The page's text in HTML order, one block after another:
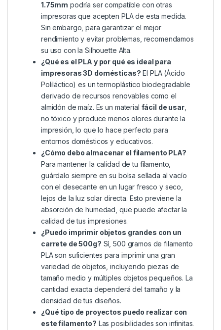
1.75mm podría ser compatible con otras
impresoras que acepten PLA de esta medida.
Sin embargo, para garantizar el mejor
rendimiento y evitar problemas, recomendamos
su uso con la Silhouette Alta.
¿Qué es el PLA y por qué es ideal para
impresoras 3D domésticas? El PLA (Ácido
Poliláctico) es un termoplástico biodegradable
derivado de recursos renovables como el
almidón de maíz. Es un material fácil de usar,
no tóxico y produce menos olores durante la
impresión, lo que lo hace perfecto para
entornos domésticos y educativos.
¿Cómo debo almacenar el filamento PLA?
Para mantener la calidad de tu filamento,
guárdalo siempre en su bolsa sellada al vacío
con el desecante en un lugar fresco y seco,
lejos de la luz solar directa. Esto previene la
absorción de humedad, que puede afectar la
calidad de tus impresiones.
¿Puedo imprimir objetos grandes con un
carrete de 500g? Sí, 500 gramos de filamento
PLA son suficientes para imprimir una gran
variedad de objetos, incluyendo piezas de
tamaño medio y múltiples objetos pequeños. La
cantidad exacta dependerá del tamaño y la
densidad de tus diseños.
¿Qué tipo de proyectos puedo realizar con
este filamento? Las posibilidades son infinitas.